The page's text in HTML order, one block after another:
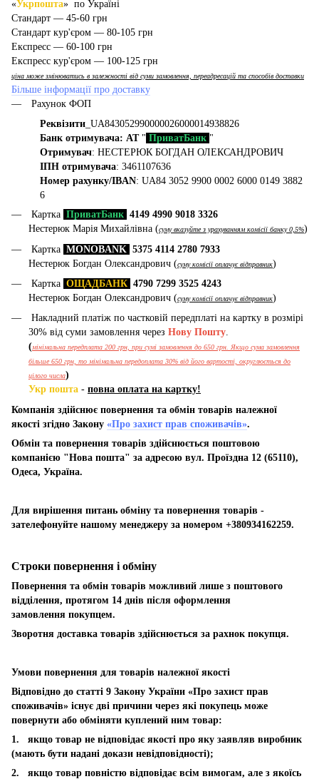
«Укрпошта» по Україні
Стандарт — 45-60 грн
Стандарт кур'єром — 80-105 грн
Експресс — 60-100 грн
Експресс кур'єром — 100-125 грн
ціна може змінюватись в залежності від суми замовлення, переадресацій та способів доставки
Більше інформації про доставку
Рахунок ФОП
Реквізити _UA843052990000026000014938826
Банк отримувача: АТ" ПриватБанк "
Отримувач: НЕСТЕРЮК БОГДАН ОЛЕКСАНДРОВИЧ
ІПН отримувача: 3461107636
Номер рахунку/IBAN: UA84 3052 9900 0002 6000 0149 3882
6
Картка ПриватБанк 4149 4990 9018 3326
Нестерюк Марія Михайлівна (суму вказуйте з урахуванням комісії банку 0,5%)
Картка MONOBANK 5375 4114 2780 7933
Нестерюк Богдан Олександрович (суму комісії оплачує відправник)
Картка ОЩАДБАНК 4790 7299 3525 4243
Нестерюк Богдан Олександрович (суму комісії оплачує відправник)
Накладний платіж по частковій передплаті на картку в розмірі
30% від суми замовлення через Нову Пошту.
(мінімальна передплата 200 грн, при сумі замовлення до 650 грн. Якщо сума замовлення
більше 650 грн, то мінімальна передоплата 30% від його вартості, округлюється до
цілого числа)
Укр пошта - повна оплата на картку!
Компанія здійснює повернення та обмін товарів належної
якості згідно Закону «Про захист прав споживачів».
Обмін та повернення товарів здійснюється поштовою
компанією "Нова пошта" за адресою вул. Проїздна 12 (65110),
Одеса, Україна.
Для вирішення питань обміну та повернення товарів -
зателефонуйте нашому менеджеру за номером +380934162259.
Строки повернення і обміну
Повернення та обмін товарів можливий лише з поштового
відділення, протягом 14 днів після оформлення
замовлення покупцем.
Зворотня доставка товарів здійснюється за рахнок покупця.
Умови повернення для товарів належної якості
Відповідно до статті 9 Закону України «Про захист прав
споживачів» існує дві причини через які покупець може
повернути або обміняти куплений ним товар:
1. якщо товар не відповідає якості про яку заявляв виробник
(мають бути надані докази невідповідності);
2. якщо товар повністю відповідає всім вимогам, але з якоїсь